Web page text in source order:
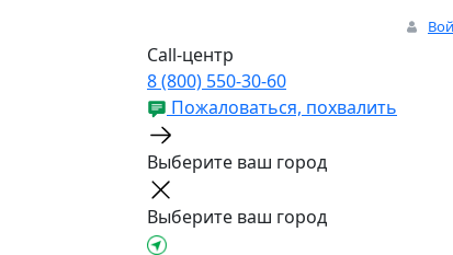
Call-центр
8 (800) 550-30-60
Пожаловаться, похвалить
Выберите ваш город
Выберите ваш город